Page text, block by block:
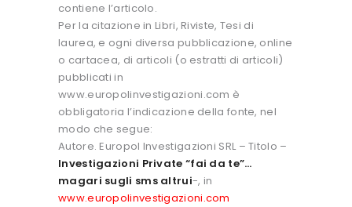
contiene l’articolo.
Per la citazione in Libri, Riviste, Tesi di
laurea, e ogni diversa pubblicazione, online
o cartacea, di articoli (o estratti di articoli)
pubblicati in
www.europolinvestigazioni.com è
obbligatoria l’indicazione della fonte, nel
modo che segue:
Autore. Europol Investigazioni SRL – Titolo –
Investigazioni Private “fai da te”…
magari sugli sms altrui-, in
www.europolinvestigazioni.com